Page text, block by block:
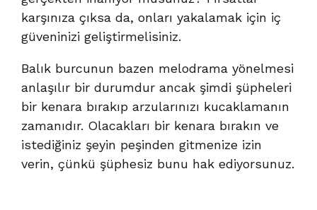
karşınıza çıksa da, onları yakalamak için iç
güveninizi geliştirmelisiniz.
Balık burcunun bazen melodrama yönelmesi
anlaşılır bir durumdur ancak şimdi şüpheleri
bir kenara bırakıp arzularınızı kucaklamanın
zamanıdır. Olacakları bir kenara bırakın ve
istediğiniz şeyin peşinden gitmenize izin
verin, çünkü şüphesiz bunu hak ediyorsunuz.